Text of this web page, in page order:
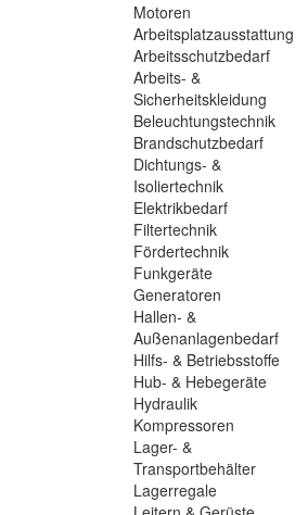
Motoren
Arbeitsplatzausstattung
Arbeitsschutzbedarf
Arbeits- &
Sicherheitskleidung
Beleuchtungstechnik
Brandschutzbedarf
Dichtungs- &
Isoliertechnik
Elektrikbedarf
Filtertechnik
Fördertechnik
Funkgeräte
Generatoren
Hallen- &
Außenanlagenbedarf
Hilfs- & Betriebsstoffe
Hub- & Hebegeräte
Hydraulik
Kompressoren
Lager- &
Transportbehälter
Lagerregale